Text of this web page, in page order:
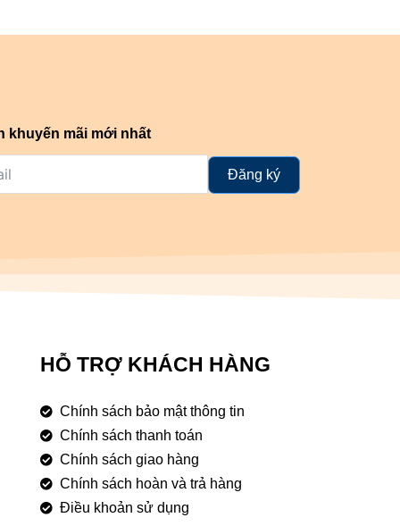
khuyến mãi mới nhất
Đăng ký
HỖ TRỢ KHÁCH HÀNG
Chính sách bảo mật thông tin
Chính sách thanh toán
Chính sách giao hàng
Chính sách hoàn và trả hàng
Điều khoản sử dụng